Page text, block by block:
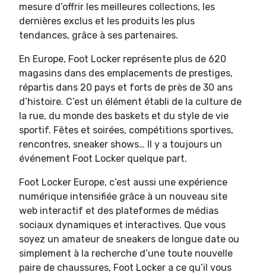
mesure d’offrir les meilleures collections, les
dernières exclus et les produits les plus
tendances, grâce à ses partenaires.
En Europe, Foot Locker représente plus de 620
magasins dans des emplacements de prestiges,
répartis dans 20 pays et forts de près de 30 ans
d’histoire. C’est un élément établi de la culture de
la rue, du monde des baskets et du style de vie
sportif. Fêtes et soirées, compétitions sportives,
rencontres, sneaker shows… Il y a toujours un
événement Foot Locker quelque part.
Foot Locker Europe, c’est aussi une expérience
numérique intensifiée grâce à un nouveau site
web interactif et des plateformes de médias
sociaux dynamiques et interactives. Que vous
soyez un amateur de sneakers de longue date ou
simplement à la recherche d’une toute nouvelle
paire de chaussures, Foot Locker a ce qu’il vous